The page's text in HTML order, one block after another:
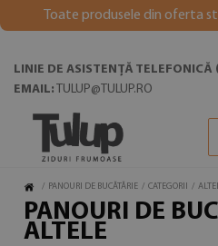
Toate produsele din oferta
LINIE DE ASISTENȚĂ TELEFONICĂ
EMAIL: TULUP@TULUP.RO
/ PANOURI DE BUCĂTĂRIE / CATEGORII /
PANOURI DE
ALTELE